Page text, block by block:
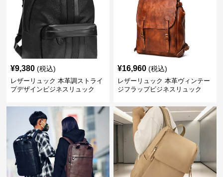
¥9,380 (税込)
レザーリュック 本革調ストライ
プデザインビジネスリュック
¥16,960 (税込)
レザーリュック 本革ヴィンテー
ジフラップビジネスリュック